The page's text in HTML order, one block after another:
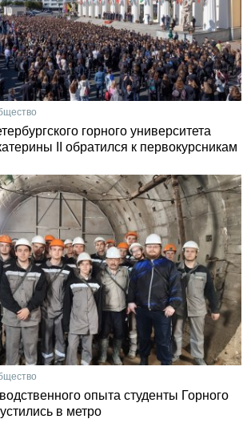
горного университета
II обратился к первокурсникам
опыта студенты Горного
в метро